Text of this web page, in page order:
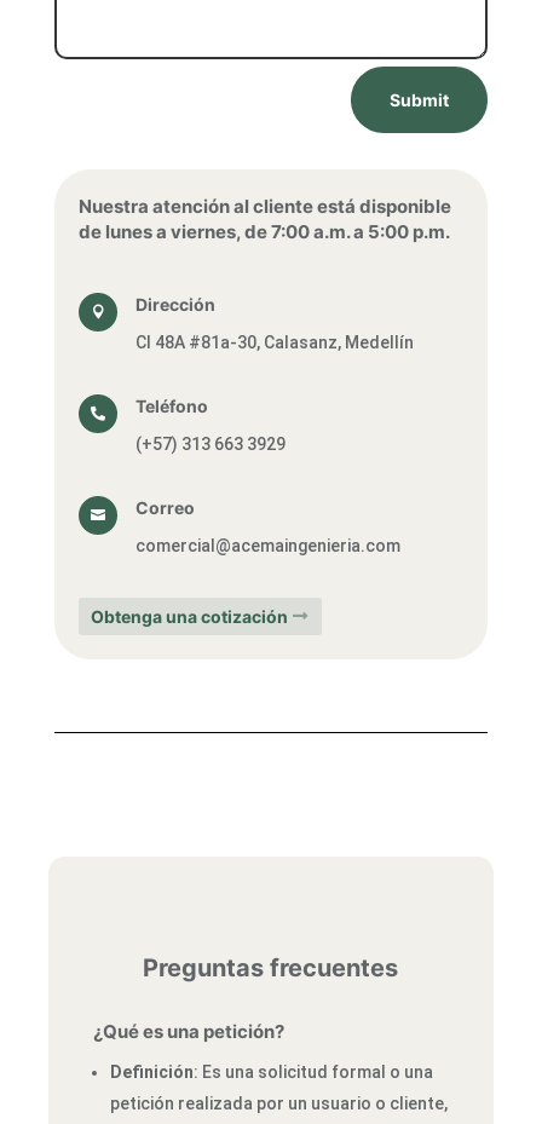
Submit
Nuestra atención al cliente está disponible
de lunes a viernes, de 7:00 a.m. a 5:00 p.m.
 Dirección
Cl 48A #81a-30, Calasanz, Medellín
 Teléfono
(+57) 313 663 3929
 Correo
comercial@acemaingenieria.com
Obtenga una cotización
Preguntas frecuentes
¿Qué es una petición?
Definición: Es una solicitud formal o una
petición realizada por un usuario o cliente,